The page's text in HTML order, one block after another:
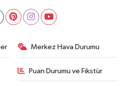
Merkez Hava Durumu
Puan Durumu ve Fikstür